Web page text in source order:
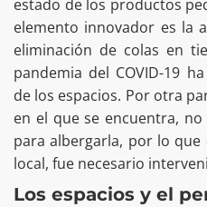
estado de los productos
elemento innovador es la
eliminación de colas en
pandemia del COVID-19
de los espacios. Por otra
en el que se encuentra,
para albergarla, por lo
local, fue necesario
Los espacios y el